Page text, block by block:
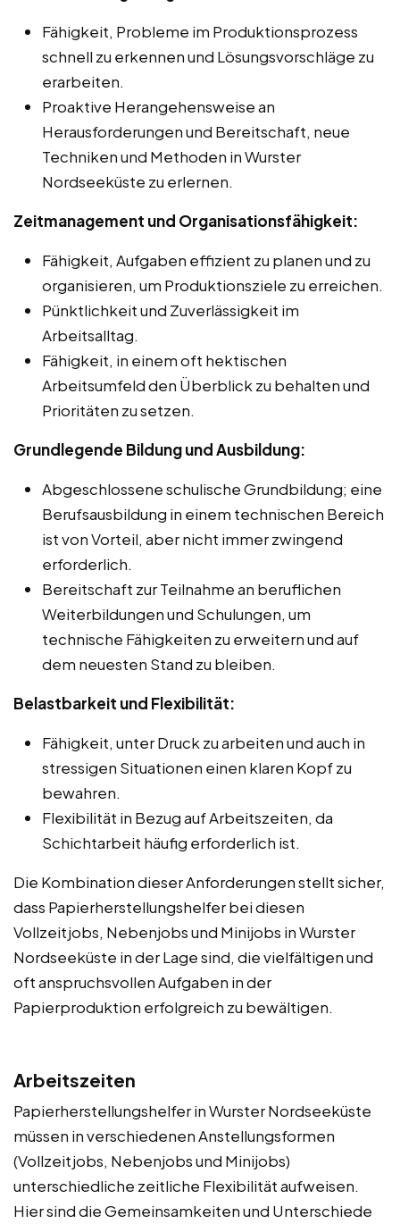
Fähigkeit, Probleme im Produktionsprozess
schnell zu erkennen und Lösungsvorschläge zu
erarbeiten.
Proaktive Herangehensweise an
Herausforderungen und Bereitschaft, neue
Techniken und Methoden in Wurster
Nordseeküste zu erlernen.
Zeitmanagement und Organisationsfähigkeit:
Fähigkeit, Aufgaben effizient zu planen und zu
organisieren, um Produktionsziele zu erreichen.
Pünktlichkeit und Zuverlässigkeit im
Arbeitsalltag.
Fähigkeit, in einem oft hektischen
Arbeitsumfeld den Überblick zu behalten und
Prioritäten zu setzen.
Grundlegende Bildung und Ausbildung:
Abgeschlossene schulische Grundbildung; eine
Berufsausbildung in einem technischen Bereich
ist von Vorteil, aber nicht immer zwingend
erforderlich.
Bereitschaft zur Teilnahme an beruflichen
Weiterbildungen und Schulungen, um
technische Fähigkeiten zu erweitern und auf
dem neuesten Stand zu bleiben.
Belastbarkeit und Flexibilität:
Fähigkeit, unter Druck zu arbeiten und auch in
stressigen Situationen einen klaren Kopf zu
bewahren.
Flexibilität in Bezug auf Arbeitszeiten, da
Schichtarbeit häufig erforderlich ist.
Die Kombination dieser Anforderungen stellt sicher,
dass Papierherstellungshelfer bei diesen
Vollzeitjobs, Nebenjobs und Minijobs in Wurster
Nordseeküste in der Lage sind, die vielfältigen und
oft anspruchsvollen Aufgaben in der
Papierproduktion erfolgreich zu bewältigen.
Arbeitszeiten
Papierherstellungshelfer in Wurster Nordseeküste
müssen in verschiedenen Anstellungsformen
(Vollzeitjobs, Nebenjobs und Minijobs)
unterschiedliche zeitliche Flexibilität aufweisen.
Hier sind die Gemeinsamkeiten und Unterschiede